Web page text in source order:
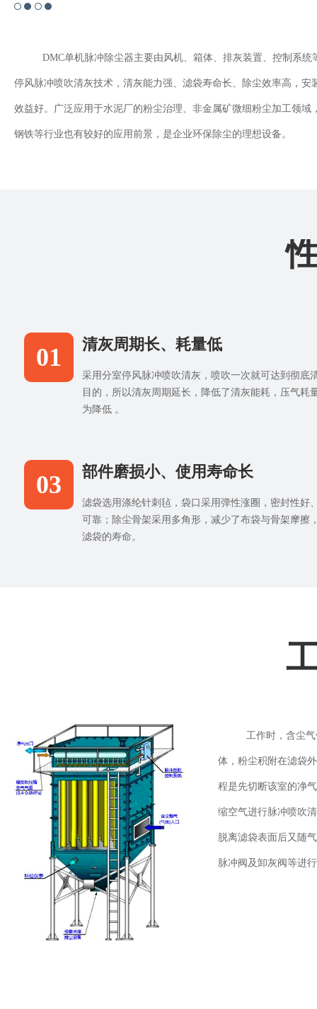
DMC单机脉冲除尘器主要由风机、箱体、排灰装置、控制系统
停风脉冲喷吹清灰技术，清灰能力强、滤袋寿命长、除尘效率高，安
效益好。广泛应用于水泥厂的粉尘治理、非金属矿微细粉尘加工领域
钢铁等行业也有较好的应用前景，是企业环保除尘的理想设备。
01 清灰周期长、耗量低
采用分室停风脉冲喷吹清灰，喷吹一次就可达到彻底
目的，所以清灰周期延长，降低了清灰能耗，压气耗
为降低 。
03 部件磨损小、使用寿命长
滤袋选用涤纶针刺毡，袋口采用弹性涨圈，密封性好
可靠；除尘骨架采用多角形，减少了布袋与骨架摩擦
滤袋的寿命。
工作时，含尘
体，粉尘积附在滤袋
程是先切断该室的净
缩空气进行脉冲喷吹
脱离滤袋表面后又随
脉冲阀及卸灰阀等进